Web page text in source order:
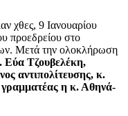
χθες, 9 Ιανουαρίου
προεδρείου στο
Μετά την ολοκλήρωση
Εύα Τζουβελέκη,
αντιπολίτευσης, κ.
γραμματέας η κ. Αθηνά-